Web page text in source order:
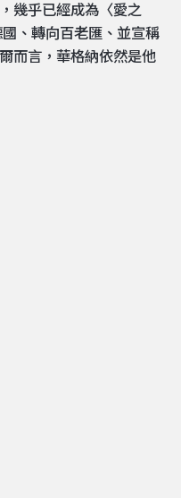
幾乎已經成為〈愛之
、轉向百老匯、並宣稱
而言，華格納依然是他